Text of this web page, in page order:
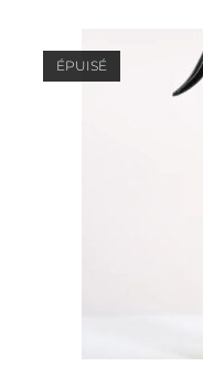
ÉPUISÉ